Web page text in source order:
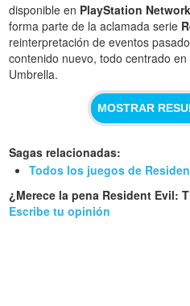
disponible en PlayStation Network
forma parte de la aclamada serie
reinterpretación de eventos
contenido nuevo, todo centrado
Umbrella.
MOSTRAR
Sagas relacionadas:
Todos los juegos de
¿Merece la pena Resident Evil:
Escribe tu opinión